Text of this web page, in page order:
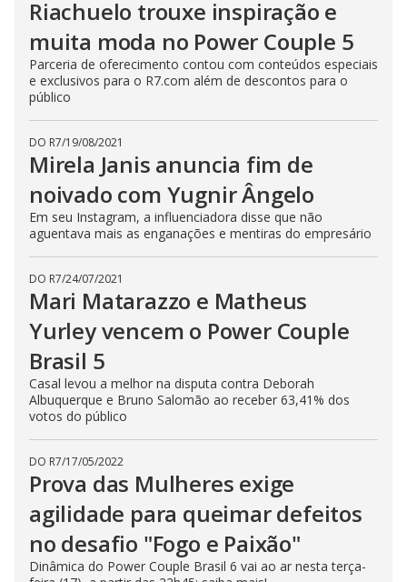
Riachuelo trouxe inspiração e
muita moda no Power Couple 5
Parceria de oferecimento contou com conteúdos especiais
e exclusivos para o R7.com além de descontos para o
público
DO R7/19/08/2021
Mirela Janis anuncia fim de
noivado com Yugnir Ângelo
Em seu Instagram, a influenciadora disse que não
aguentava mais as enganações e mentiras do empresário
DO R7/24/07/2021
Mari Matarazzo e Matheus
Yurley vencem o Power Couple
Brasil 5
Casal levou a melhor na disputa contra Deborah
Albuquerque e Bruno Salomão ao receber 63,41% dos
votos do público
DO R7/17/05/2022
Prova das Mulheres exige
agilidade para queimar defeitos
no desafio "Fogo e Paixão"
Dinâmica do Power Couple Brasil 6 vai ao ar nesta terça-